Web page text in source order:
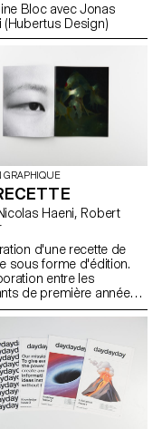
Bloc avec Jonas
(Hubertus Design)
GRAPHIQUE
d'une recette de
sous forme d'édition.
entre les
de première année
Design Graphique et